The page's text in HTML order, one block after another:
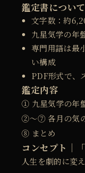
鑑定書について
文字数：約
九星気学の年
専門用語は最
い構成
PDF形式で、
鑑定内容
① 九星気学の年
②〜⑦ 各月の気
⑧ まとめ
コンセプト｜
人生を劇的に変